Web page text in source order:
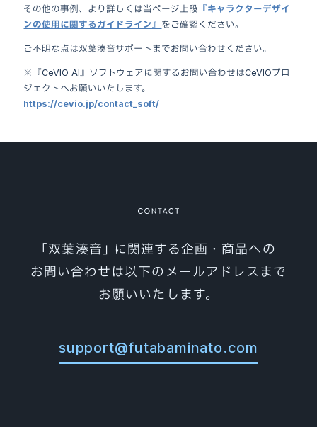
その他の事例、より詳しくは当ページ上段 『キャラクターデザイ
ンの使用に関するガイドライン』 をご確認ください。
ご不明な点は双葉湊音サポートまでお問い合わせください。
※『CeVIO AI』ソフトウェアに関するお問い合わせはCeVIOプロ
ジェクトへお願いいたします。
https://cevio.jp/contact_soft/
｢双葉湊音｣ に関連する企画・商品への
お問い合わせは以下のメールアドレスまで
お願いいたします。
support@futabaminato.com